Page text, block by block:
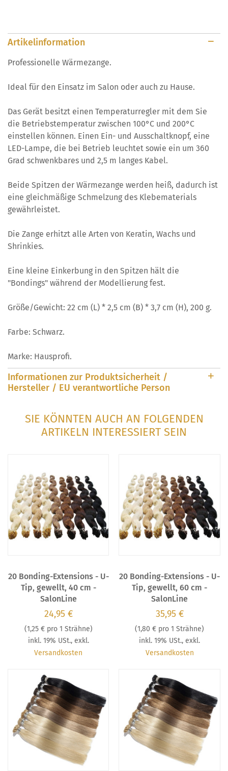
Artikelinformation
Professionelle Wärmezange.
Ideal für den Einsatz im Salon oder auch zu Hause.
Das Gerät besitzt einen Temperaturregler mit dem Sie
die Betriebstemperatur zwischen 100°C und 200°C
einstellen können. Einen Ein- und Ausschaltknopf, eine
LED-Lampe, die bei Betrieb leuchtet sowie ein um 360
Grad schwenkbares und 2,5 m langes Kabel.
Beide Spitzen der Wärmezange werden heiß, dadurch ist
eine gleichmäßige Schmelzung des Klebematerials
gewährleistet.
Die Zange erhitzt alle Arten von Keratin, Wachs und
Shrinkies.
Eine kleine Einkerbung in den Spitzen hält die
"Bondings" während der Modellierung fest.
Größe/Gewicht: 22 cm (L) * 2,5 cm (B) * 3,7 cm (H), 200 g.
Farbe: Schwarz.
Marke: Hausprofi.
Informationen zur Produktsicherheit /
Hersteller / EU verantwortliche Person
SIE KÖNNTEN AUCH AN FOLGENDEN
ARTIKELN INTERESSIERT SEIN
20 Bonding-Extensions - U-
Tip, gewellt, 40 cm -
SalonLine
24,95 €
(1,25 €pro 1 Strähne)
inkl. 19% USt., exkl.
Versandkosten
20 Bonding-Extensions - U-
Tip, gewellt, 60 cm -
SalonLine
35,95 €
(1,80 € pro 1 Strähne)
inkl. 19% USt.,exkl.
Versandkosten